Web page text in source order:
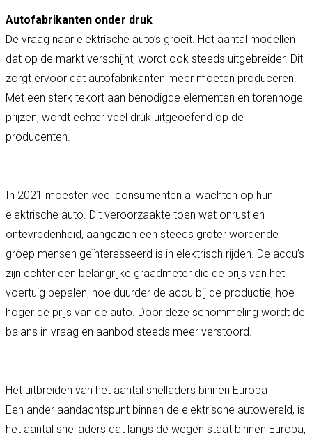
Autofabrikanten onder druk
De vraag naar elektrische auto’s groeit. Het aantal modellen
dat op de markt verschijnt, wordt ook steeds uitgebreider. Dit
zorgt ervoor dat autofabrikanten meer moeten produceren.
Met een sterk tekort aan benodigde elementen en torenhoge
prijzen, wordt echter veel druk uitgeoefend op de
producenten.
In 2021 moesten veel consumenten al wachten op hun
elektrische auto. Dit veroorzaakte toen wat onrust en
ontevredenheid, aangezien een steeds groter wordende
groep mensen geïnteresseerd is in elektrisch rijden. De accu’s
zijn echter een belangrijke graadmeter die de prijs van het
voertuig bepalen; hoe duurder de accu bij de productie, hoe
hoger de prijs van de auto. Door deze schommeling wordt de
balans in vraag en aanbod steeds meer verstoord.
Het uitbreiden van het aantal snelladers binnen Europa
Een ander aandachtspunt binnen de elektrische autowereld, is
het aantal snelladers dat langs de wegen staat binnen Europa,